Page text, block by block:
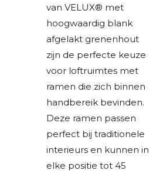
van VELUX® met
hoogwaardig blank
afgelakt grenenhout
zijn de perfecte keuze
voor loftruimtes met
ramen die zich binnen
handbereik bevinden.
Deze ramen passen
perfect bij traditionele
interieurs en kunnen in
elke positie tot 45